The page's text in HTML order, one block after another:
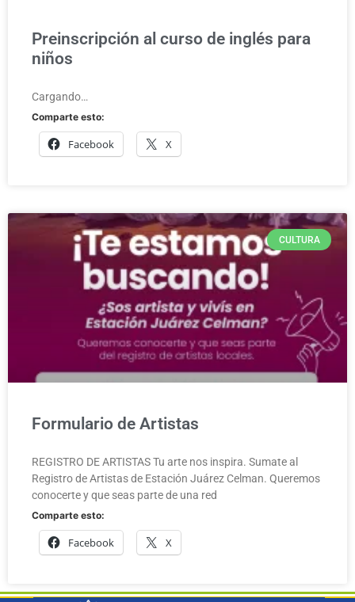
Preinscripción al curso de inglés para
niños
Cargando…
Comparte esto:
Facebook X
CULTURA
Formulario de Artistas
REGISTRO DE ARTISTAS Tu arte nos inspira. Sumate al
Registro de Artistas de Estación Juárez Celman. Queremos
conocerte y que seas parte de una red
Comparte esto:
Facebook X